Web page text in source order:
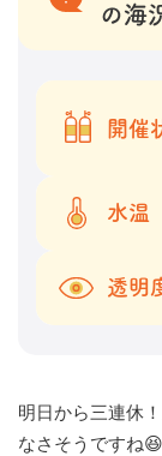
の海
開催
水温
透明
明日から三連休
なさそうですね😆